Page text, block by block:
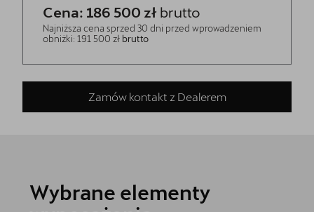
Cena: 186 500 zł brutto
Najniższa cena sprzed 30 dni przed wprowadzeniem
obniżki: 191 500 zł brutto
Zamów kontakt z Dealerem
Wybrane elementy